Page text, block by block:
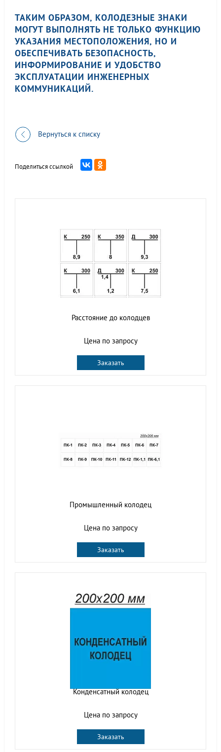
ТАКИМ ОБРАЗОМ, КОЛОДЕЗНЫЕ ЗНАКИ
МОГУТ ВЫПОЛНЯТЬ НЕ ТОЛЬКО ФУНКЦИЮ
УКАЗАНИЯ МЕСТОПОЛОЖЕНИЯ, НО И
ОБЕСПЕЧИВАТЬ БЕЗОПАСНОСТЬ,
ИНФОРМИРОВАНИЕ И УДОБСТВО
ЭКСПЛУАТАЦИИ ИНЖЕНЕРНЫХ
КОММУНИКАЦИЙ.
Вернуться к списку
Поделиться ссылкой
Расстояние до колодцев
Цена по запросу
Заказать
Промышленный колодец
Цена по запросу
Заказать
Конденсатный колодец
Цена по запросу
Заказать